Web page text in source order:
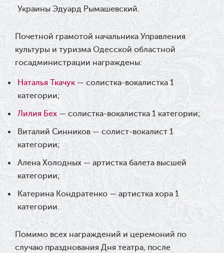
Ювілей Валентини Бородіної
13.05.2026
Конкурс на заміщення вакантних
посад
12.05.2026
Ювілей Світлани Коцюренко
10.05.2026
Онлайн-трансляція концерту «Хто
кого?»
09.05.2026
Ювілей Олександра Ланге
Украины Эдуард Рымашевский.
Почетной грамотой начальника Управления
культуры и туризма Одесской областной
госадминистрации награждены:
Наталья Ткачук — солистка-вокалистка 1
категории;
Лилия Бех — солистка-вокалистка 1 категории;
Виталий Синников — солист-вокалист 1
категории;
Алена Холодных — артистка балета высшей
категории;
Катерина Кондратенко — артистка хора 1
категории.
Помимо всех награждений и церемоний по
случаю празднования Дня театра, после